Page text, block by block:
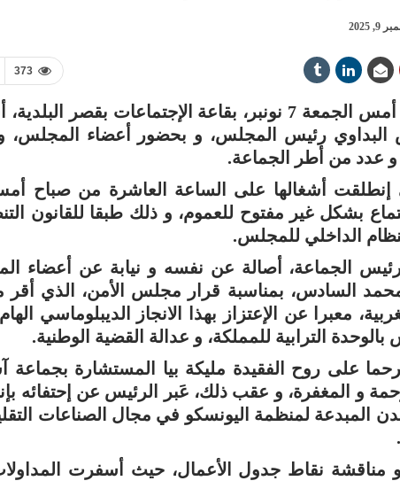
2025
373
عقد المجلس الجماعي لآسفي، أمس الجمعة 7 نونبر، بقاعة الإجتماعات بقصر
البداوي رئيس المجلس، و بحضور أعضاء المجلس،
و عدد من أطر الجماعة.
إنطلقت أشغالها على الساعة العاشرة من صباح
بشكل غير مفتوح للعموم، و ذلك طبقا للقانون
رئيس الجماعة، أصالة عن نفسه و نيابة عن أعضاء
السادس، بمناسبة قرار مجلس الأمن، الذي أقر
معبرا عن الإعتزاز بهذا الانجاز الديبلوماسي
الترابية للمملكة، و عدالة القضية الوطنية.
على روح الفقيدة مليكة بيا المستشارة بجماعة
و المغفرة، و عقب ذلك، عَبر الرئيس عن إحتفائه
المبدعة لمنظمة اليونسكو في مجال الصناعات
مناقشة نقاط جدول الأعمال، حيث أسفرت